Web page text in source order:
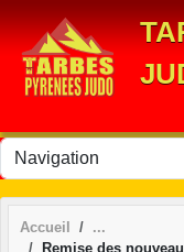
Accueil
Remise des
Panneau de gestion